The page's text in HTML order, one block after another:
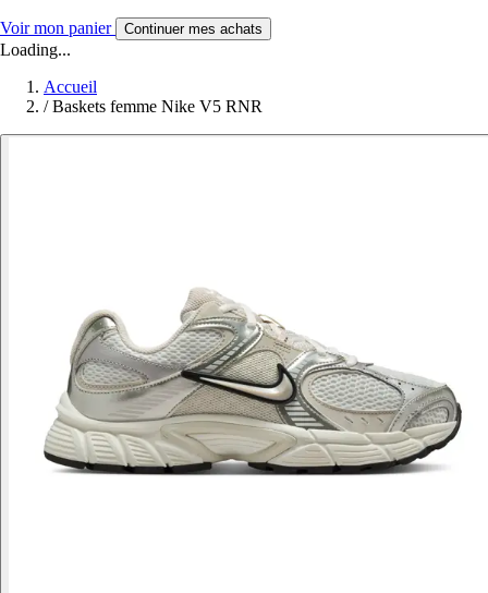
Voir mon panier Continuer mes achats
Loading...
Accueil
/ Baskets femme Nike V5 RNR